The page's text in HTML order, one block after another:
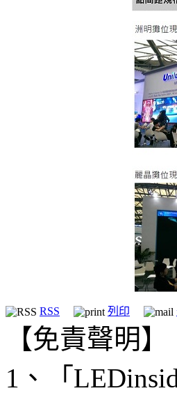
RSS 列印
【免責聲明】
1、「